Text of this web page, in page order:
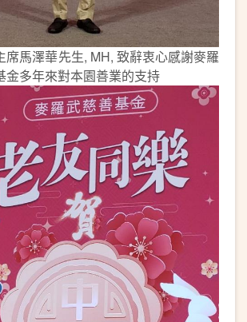
席馬澤華先生, MH, 致辭衷心感謝麥羅
金多年來對本園善業的支持